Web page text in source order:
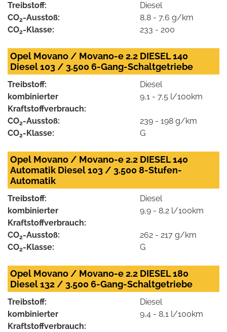
Treibstoff:
Diesel
CO2-Ausstoß:
8,8 - 7,6 g/km
CO2-Klasse: 233 - 200
Opel Movano / Movano-e 2.2 DIESEL 140
Diesel 103 / 3.500 6-Gang-Schaltgetriebe
Treibstoff:
Diesel
kombinierter
Kraftstoffverbrauch:
9,1 - 7,5 l/100km
CO2-Ausstoß:
239 - 198 g/km
CO2-Klasse: G
Opel Movano / Movano-e 2.2 DIESEL 140
Automatik Diesel 103 / 3.500 8-Stufen-
Automatik
Treibstoff:
Diesel
kombinierter
Kraftstoffverbrauch:
9,9 - 8,2 l/100km
CO2-Ausstoß:
262 - 217 g/km
CO2-Klasse: G
Opel Movano / Movano-e 2.2 DIESEL 180
Diesel 132 / 3.500 6-Gang-Schaltgetriebe
Treibstoff:
Diesel
kombinierter
Kraftstoffverbrauch:
9,4 - 8,1 l/100km